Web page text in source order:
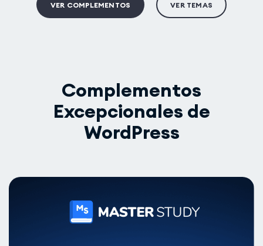
VER COMPLEMENTOS VER TEMAS
Complementos
Excepcionales de
WordPress